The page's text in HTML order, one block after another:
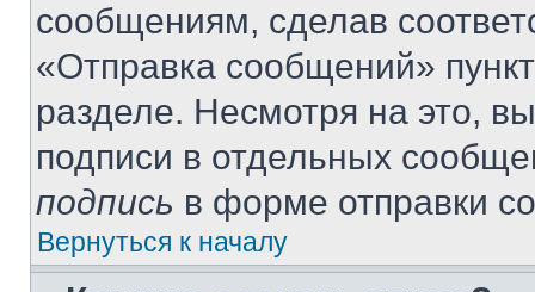
сообщениям, сделав
«Отправка сообщений»
разделе. Несмотря на это,
подписи в отдельных
подпись в форме отправки
Вернуться к началу